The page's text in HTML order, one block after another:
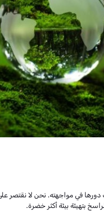
دورها في مواجهته. نحن لا
بتهيئة بيئة أكثر خضرة.